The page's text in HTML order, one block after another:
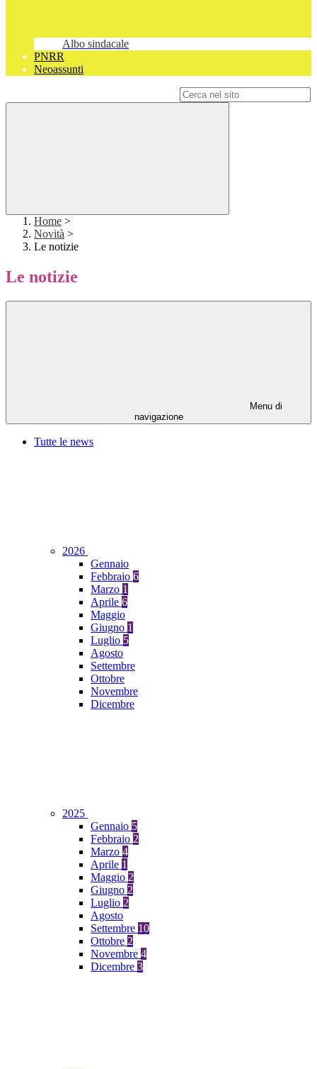
Albo sindacale
PNRR
Neoassunti
Home >
Novità >
Le notizie
Le notizie
Menu di
navigazione
Tutte le news
2026
Gennaio
Febbraio 6
Marzo 1
Aprile 6
Maggio
Giugno 1
Luglio 5
Agosto
Settembre
Ottobre
Novembre
Dicembre
2025
Gennaio 5
Febbraio 2
Marzo 4
Aprile 1
Maggio 2
Giugno 2
Luglio 2
Agosto
Settembre 10
Ottobre 2
Novembre 4
Dicembre 3